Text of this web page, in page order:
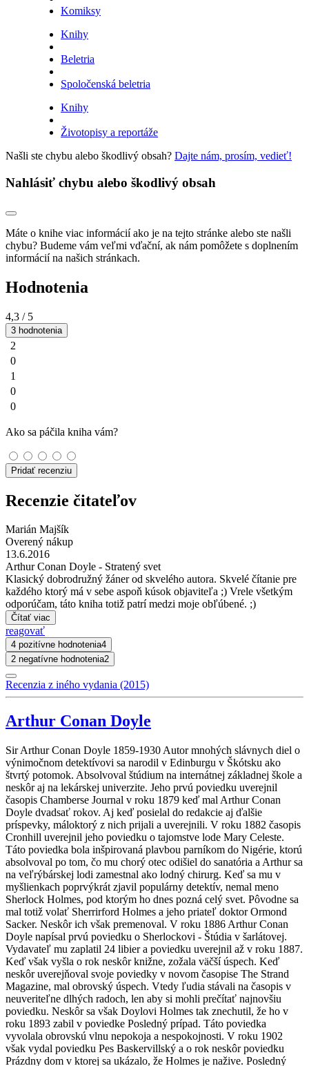
Komiksy
Knihy
Beletria
Spoločenská beletria
Knihy
Životopisy a reportáže
Našli ste chybu alebo škodlivý obsah? Dajte nám, prosím, vedieť!
Nahlásiť chybu alebo škodlivý obsah
Máte o knihe viac informácií ako je na tejto stránke alebo ste našli
chybu? Budeme vám veľmi vďační, ak nám pomôžete s doplnením
informácií na našich stránkach.
Hodnotenia
4,3 / 5
3 hodnotenia
2
0
1
0
0
Ako sa páčila kniha vám?
Pridať recenziu
Recenzie čitateľov
Marián Majšík
Overený nákup
13.6.2016
Arthur Conan Doyle - Stratený svet
Klasický dobrodružný žáner od skvelého autora. Skvelé čítanie pre
každého ktorý má v sebe aspoň kúsok objaviteľa ;) Vrele všetkým
odporúčam, táto kniha totiž patrí medzi moje obľúbené. ;)
Čítať viac
reagovať
4 pozitívne hodnotenia4
2 negatívne hodnotenia2
Recenzia z iného vydania (2015)
Arthur Conan Doyle
Sir Arthur Conan Doyle 1859-1930 Autor mnohých slávnych diel o
výnimočnom detektívovi sa narodil v Edinburgu v Škótsku ako
štvrtý potomok. Absolvoval štúdium na internátnej základnej škole a
neskôr aj na lekárskej univerzite. Jeho prvú poviedku uverejnil
časopis Chamberse Journal v roku 1879 keď mal Arthur Conan
Doyle dvadsať rokov. Aj keď posielal do redakcie aj ďalšie
príspevky, máloktorý z nich prijali a uverejnili. V roku 1882 časopis
Cronhill uverejnil jeho poviedku o tajomstve lode Mary Celeste.
Táto poviedka bola inšpirovaná plavbou parníkom do Nigérie, ktorú
absolvoval po tom, čo mu chorý otec odišiel do sanatória a Arthur sa
na veľrýbárskej lodi zamestnal ako lodný chirurg. Keď sa mu v
myšlienkach poprvýkrát zjavil populárny detektív, nemal meno
Sherlock Holmes, pod ktorým ho dnes pozná celý svet. Pôvodne sa
mal totiž volať Sherrirford Holmes a jeho priateľ doktor Ormond
Sacker. Neskôr ich však premenoval. V roku 1886 Arthur Conan
Doyle napísal prvú poviedku o Sherlockovi - Štúdia v šarlátovej.
Vydavateľ mu zaplatil 24 libier a poviedku uverejnil až v roku 1887.
Keď však vyšla o rok neskôr knižne, zožala väčší úspech. Keď
neskôr uverejňoval svoje poviedky v novom časopise The Strand
Magazine, mal obrovský úspech. Vtedy ľudia stávali na časopis v
neuveriteľne dlhých radoch, len aby si mohli prečítať najnovšiu
poviedku. Neskôr sa však Doylovi Holmes tak znechutil, že ho v
roku 1893 zabil v poviedke Posledný prípad. Táto poviedka
vyvolala obrovskú vlnu nepokoja a nespokojnosti. V roku 1902
však vydal poviedku Pes Baskervillský a o rok neskôr poviedku
Prázdny dom v ktorej sa ukázalo, že Holmes je nažive. Posledný